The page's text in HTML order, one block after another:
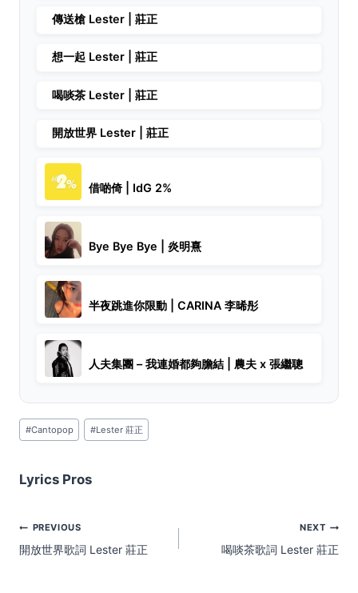
傳送槍 Lester | 莊正
想一起 Lester | 莊正
喝啖茶 Lester | 莊正
開放世界 Lester | 莊正
借啲倚 | IdG 2%
Bye Bye Bye | 炎明熹
半夜跳進你限動 | CARINA 李晞彤
人夫集團 – 我連婚都夠膽結 | 農夫 x 張繼聰
Post
Tags:
#Cantopop #Lester 莊正
Lyrics Pros
Post
navigation
PREVIOUS
開放世界歌詞 Lester 莊正
NEXT
喝啖茶歌詞 Lester 莊正